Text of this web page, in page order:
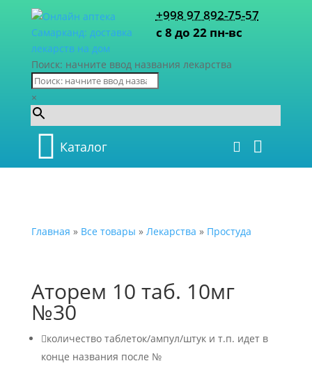
+998 97 892-75-57
с 8 до 22 пн-вс
Поиск: начните ввод названия лекарства
×
Каталог
Главная » Все товары » Лекарства » Простуда
Аторем 10 таб. 10мг
№30
количество таблеток/ампул/штук и т.п. идет в
конце названия после №